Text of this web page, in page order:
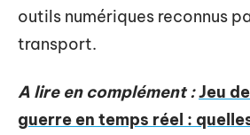
outils numériques reconnus
transport.
A lire en complément :Jeu
guerre en temps réel :